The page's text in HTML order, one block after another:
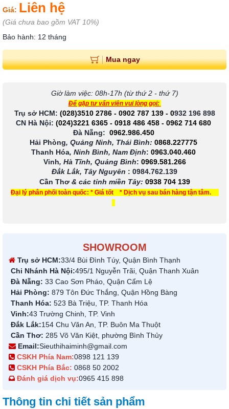
Giá: Liên hệ
(Giá chưa bao gồm VAT 10%)
Bảo hành: 12 tháng
Mua ngay
Giờ làm việc: 08h-17h (từ thứ 2 - thứ 7)
Để gặp tư vấn viên vui lòng gọi:
Trụ sở HCM: (028)3510 2786 - 0902 787 139- 0932 196 898
CN Hà Nội: (024)3221 6365 - 0918 486 458 - 0962 714 680
Đà Nẵng: 0962.986.450
Hải Phòng, Quảng Ninh, Thái Bình: 0868.227775
Thanh Hóa, Ninh Bình, Nam Định: 0963.040.460
Vinh, Hà Tĩnh, Quảng Bình: 0969.581.266
Đắk Lắk, Tây Nguyên : 0984.762.139
Cần Thơ & các tỉnh miền Tây: 0938 704 139
Đại lý phân phối toàn quốc: * Giá tốt * Dịch vụ sau bán hàng tận tâm.
SHOWROOM
Trụ sở HCM:33/4 Bùi Đình Túy, Quận Bình Thạnh
Chi Nhánh Hà Nội:495/1 Nguyễn Trãi, Quận Thanh Xuân
Đà Nẵng: 33 Cao Sơn Pháo, Quận Cẩm Lệ
Hải Phòng: 879 Tôn Đức Thắng, Quận Hồng Bàng
Thanh Hóa: 523 Bà Triệu, TP. Thanh Hóa
Vinh:43 Trường Chinh, TP. Vinh
Đắk Lắk:154 Chu Văn An, TP. Buôn Ma Thuột
Cần Thơ: 285 Võ Văn Kiệt, phường Bình Thủy
Email:Sieuthihaiminh@gmail.com
CSKH Phía Nam:0898 121 139
CSKH Phía Bắc: 0868 50 2002
Đánh giá dịch vụ:0965 415 898
Thông tin chi tiết sản phẩm